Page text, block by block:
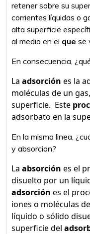
retener sobre su
corrientes líquidas o
alta superficie
al medio en el que se
En consecuencia,
La adsorción es la
moléculas de un
superficie. ​ Este
adsorbato en la
En la misma linea,
y absorcion?
La absorción es el
disuelto por un
adsorción es el
iones o moléculas
líquido o sólido
superficie del